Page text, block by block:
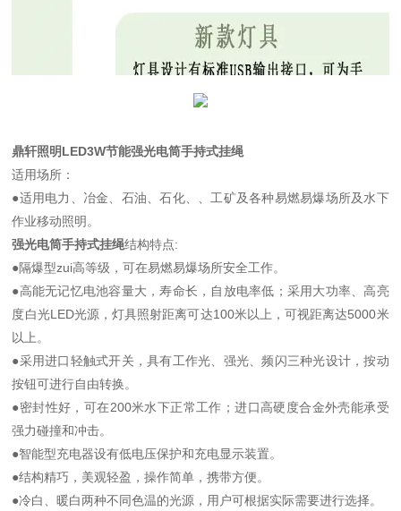
鼎轩照明LED3W节能强光电筒手持式挂绳
适用场所：
●适用电力、冶金、石油、石化、、工矿及各种易燃易爆场所及水下
作业移动照明。
强光电筒手持式挂绳结构特点:
●隔爆型zui高等级，可在易燃易爆场所安全工作。
●高能无记忆电池容量大，寿命长，自放电率低；采用大功率、高亮
度白光LED光源，灯具照射距离可达100米以上，可视距离达5000米
以上。
●采用进口轻触式开关，具有工作光、强光、频闪三种光设计，按动
按钮可进行自由转换。
●密封性好，可在200米水下正常工作；进口高硬度合金外壳能承受
强力碰撞和冲击。
●智能型充电器设有低电压保护和充电显示装置。
●结构精巧，美观轻盈，操作简单，携带方便。
●冷白、暖白两种不同色温的光源，用户可根据实际需要进行选择。